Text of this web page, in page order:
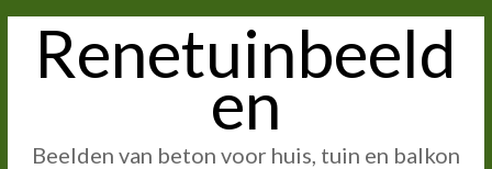
inhoudRenetuinbeeld
en
Beelden van beton voor huis, tuin en balkon